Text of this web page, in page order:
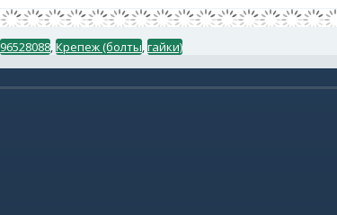
96528088,Крепеж (болты,гайки)